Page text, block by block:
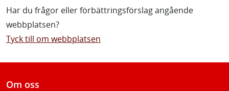
Har du frågor eller förbättringsförslag angående
webbplatsen?
Tyck till om webbplatsen
Om oss